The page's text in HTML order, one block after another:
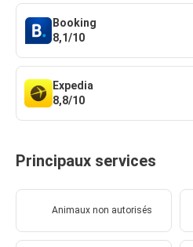
Booking
8,1/10
Expedia
8,8/10
Principaux services
Animaux non autorisés